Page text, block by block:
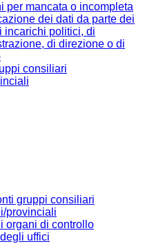
per mancata o incompleta
dei dati da parte dei
incarichi politici, di
di direzione o di
consiliari
gruppi consiliari
provinciali
organi di controllo
uffici